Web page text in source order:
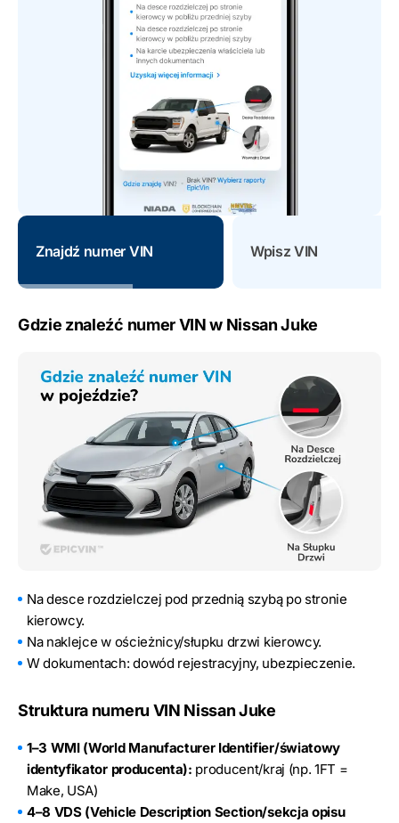
Znajdź numer VIN Wpisz VIN
Gdzie znaleźć numer VIN w Nissan Juke
Na desce rozdzielczej pod przednią szybą po stronie
kierowcy.
Na naklejce w ościeżnicy/słupku drzwi kierowcy.
W dokumentach: dowód rejestracyjny, ubezpieczenie.
Struktura numeru VIN Nissan Juke
1–3 WMI (World Manufacturer Identifier/światowy
identyfikator producenta): producent/kraj (np. 1FT =
Make, USA)
4–8 VDS (Vehicle Description Section/sekcja opisu